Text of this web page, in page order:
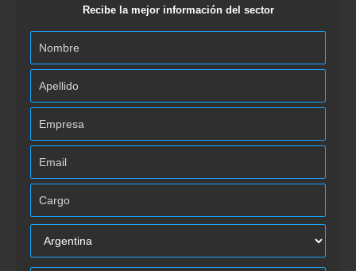
Recibe la mejor información del sector